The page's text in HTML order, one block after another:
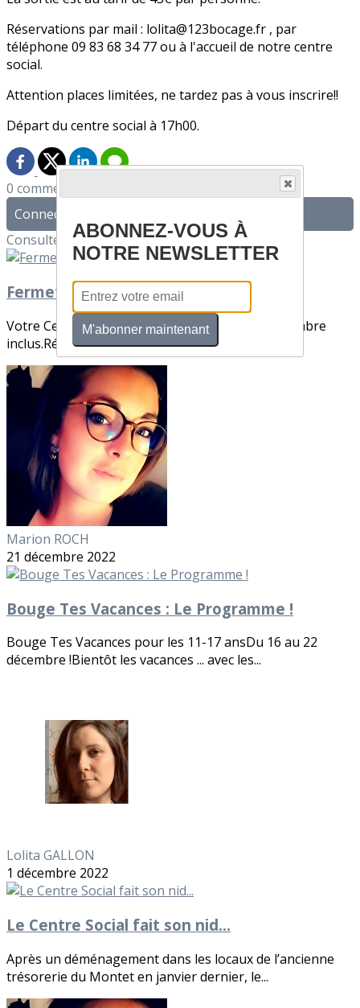
Réservations par mail : lolita@123bocage.fr , par
téléphone 09 83 68 34 77 ou à l'accueil de notre centre
social.
Attention places limitées, ne tardez pas à vous inscrire!!
Départ du centre social à 17h00.
0 commentaire(s)
Connectez-vous pour laisser un commentaire
Consultez également
Fermeture de votre Centre Social !
Votre Centre Social sera fermé du 22 au 30 décembre
inclus.Réouverture le lundi 02 janvier à 13...
Marion ROCH
21 décembre 2022
Bouge Tes Vacances : Le Programme !
Bouge Tes Vacances pour les 11-17 ansDu 16 au 22
décembre !Bientôt les vacances ... avec les...
Lolita GALLON
1 décembre 2022
Le Centre Social fait son nid...
Après un déménagement dans les locaux de l’ancienne
trésorerie du Montet en janvier dernier, le...
ABONNEZ-VOUS À
NOTRE NEWSLETTER
M'abonner maintenant